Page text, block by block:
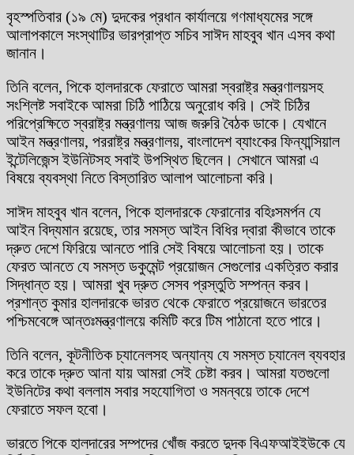
বৃহস্পতিবার (১৯ মে) দুদকের প্রধান কার্যালয়ে গণমাধ্যমের সঙ্গে
আলাপকালে সংস্থাটির ভারপ্রাপ্ত সচিব সাঈদ মাহবুব খান এসব কথা
জানান।
তিনি বলেন, পিকে হালদারকে ফেরাতে আমরা স্বরাষ্ট্র মন্ত্রণালয়সহ
সংশ্লিষ্ট সবাইকে আমরা চিঠি পাঠিয়ে অনুরোধ করি। সেই চিঠির
পরিপ্রেক্ষিতে স্বরাষ্ট্র মন্ত্রণালয় আজ জরুরি বৈঠক ডাকে। যেখানে
আইন মন্ত্রণালয়, পররাষ্ট্র মন্ত্রণালয়, বাংলাদেশ ব্যাংকের ফিন্যান্সিয়াল
ইন্টেলিজেন্স ইউনিটসহ সবাই উপস্থিত ছিলেন। সেখানে আমরা এ
বিষয়ে ব্যবস্থা নিতে বিস্তারিত আলাপ আলোচনা করি।
সাঈদ মাহবুব খান বলেন, পিকে হালদারকে ফেরানোর বহিঃসমর্পন যে
আইন বিদ্যমান রয়েছে, তার সমস্ত আইন বিধির দ্বারা কীভাবে তাকে
দ্রুত দেশে ফিরিয়ে আনতে পারি সেই বিষয়ে আলোচনা হয়। তাকে
ফেরত আনতে যে সমস্ত ডকুমেন্ট প্রয়োজন সেগুলোর একত্রিত করার
সিদ্ধান্ত হয়। আমরা খুব দ্রুত সেসব প্রস্তুতি সম্পন্ন করব।
প্রশান্ত কুমার হালদারকে ভারত থেকে ফেরাতে প্রয়োজনে ভারতের
পশ্চিমবেঙ্গে আন্তঃমন্ত্রণালয়ে কমিটি করে টিম পাঠানো হতে পারে।
তিনি বলেন, কূটনীতিক চ্যানেলসহ অন্যান্য যে সমস্ত চ্যানেল ব্যবহার
করে তাকে দ্রুত আনা যায় আমরা সেই চেষ্টা করব। আমরা যতগুলো
ইউনিটের কথা বললাম সবার সহযোগিতা ও সমন্বয়ে তাকে দেশে
ফেরাতে সফল হবো।
ভারতে পিকে হালদারের সম্পদের খোঁজ করতে দুদক বিএফআইইউকে যে